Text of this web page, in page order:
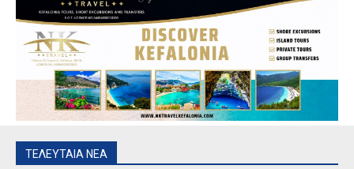
ΤΕΛΕΥΤΑΙΑ ΝΕΑ